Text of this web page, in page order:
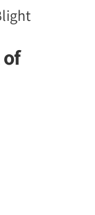
of